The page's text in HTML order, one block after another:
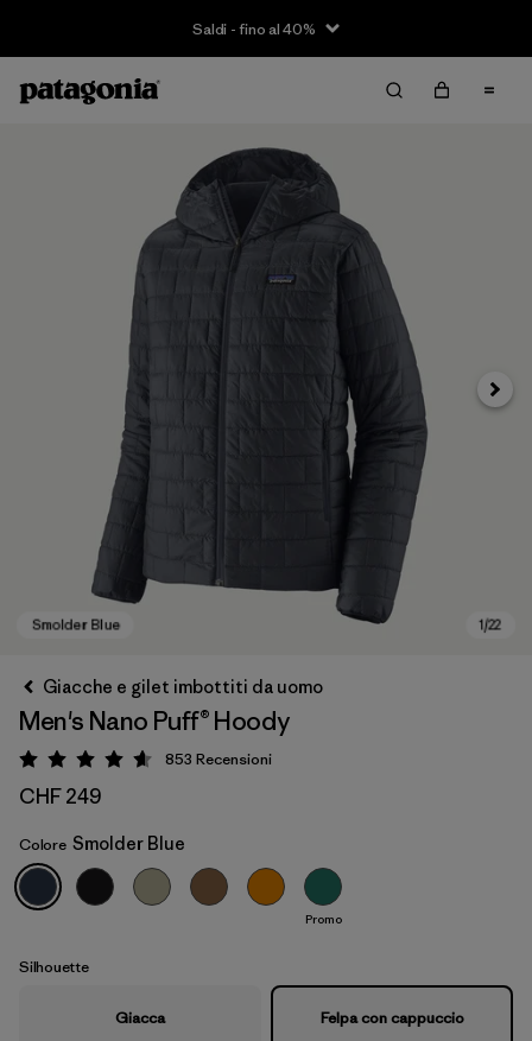
Saldi - fino al 40%
Smolder Blue
Avanti
Giacche e gilet imbottiti da uomo
Men's Nano Puff® Hoody
Valutazione: 4.6 / 5
853 Recensioni
CHF 249
Colore Smolder Blue
Promo
Silhouette
Giacca Felpa con cappuccio